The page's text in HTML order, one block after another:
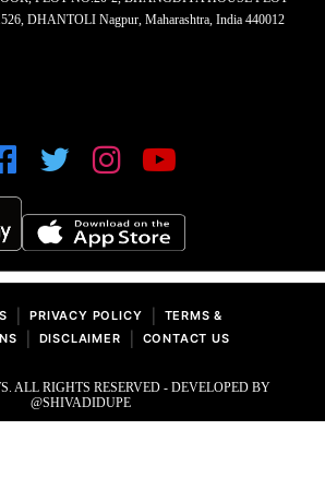
DHANTOLI Nagpur, Maharashtra, India 440012
PRIVACY POLICY
TERMS &
DISCLAIMER CONTACT US
ALL RIGHTS RESERVED - DEVELOPED BY
@SHIVADIDUPE